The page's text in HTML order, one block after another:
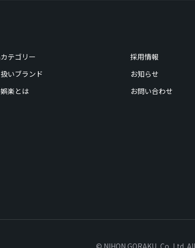
テゴリー
採用情報
いブランド
お知らせ
楽とは
お問い合わせ
© NIHON GORAKU, Co.,Ltd.